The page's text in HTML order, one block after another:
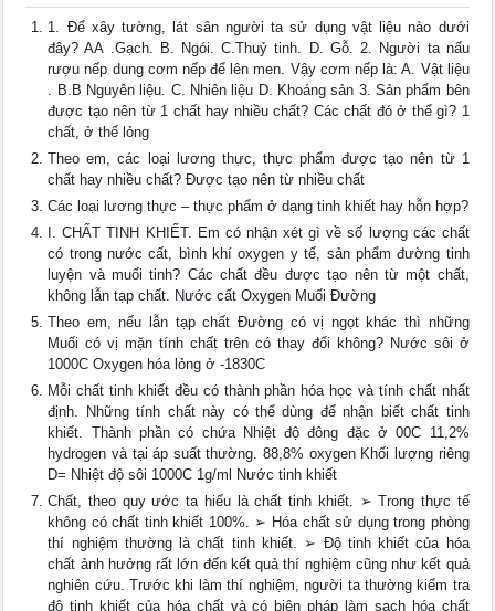
1. Để xây tường, lát sân người ta sử dụng vật liệu nào dưới
đây? AA .Gạch. B. Ngói. C.Thuỷ tinh. D. Gỗ. 2. Người ta nấu
rượu nếp dung cơm nếp để lên men. Vậy cơm nếp là: A. Vật liệu
. B.B Nguyên liệu. C. Nhiên liệu D. Khoáng sản 3. Sản phẩm bên
được tạo nên từ 1 chất hay nhiều chất? Các chất đó ở thể gì? 1
chất, ở thể lỏng
Theo em, các loại lương thực, thực phẩm được tạo nên từ 1
chất hay nhiều chất? Được tạo nên từ nhiều chất
Các loại lương thực – thực phẩm ở dạng tinh khiết hay hỗn hợp?
I. CHẤT TINH KHIẾT. Em có nhận xét gì về số lượng các chất
có trong nước cất, bình khí oxygen y tế, sản phẩm đường tinh
luyện và muối tinh? Các chất đều được tạo nên từ một chất,
không lẫn tạp chất. Nước cất Oxygen Muối Đường
Theo em, nếu lẫn tạp chất Đường có vị ngọt khác thì những
Muối có vị mặn tính chất trên có thay đổi không? Nước sôi ở
1000C Oxygen hóa lỏng ở -1830C
Mỗi chất tinh khiết đều có thành phần hóa học và tính chất nhất
định. Những tính chất này có thể dùng để nhận biết chất tinh
khiết. Thành phần có chứa Nhiệt độ đông đặc ở 00C 11,2%
hydrogen và tại áp suất thường. 88,8% oxygen Khối lượng riêng
D= Nhiệt độ sôi 1000C 1g/ml Nước tinh khiết
Chất, theo quy ước ta hiểu là chất tinh khiết. ➢ Trong thực tế
không có chất tinh khiết 100%. ➢ Hóa chất sử dụng trong phòng
thí nghiệm thường là chất tinh khiết. ➢ Độ tinh khiết của hóa
chất ảnh hưởng rất lớn đến kết quả thí nghiệm cũng như kết quả
nghiên cứu. Trước khi làm thí nghiệm, người ta thường kiểm tra
độ tinh khiết của hóa chất và có biện pháp làm sạch hóa chất